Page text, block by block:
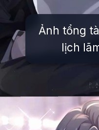
Ảnh tổng
lịch
Đang mở https://